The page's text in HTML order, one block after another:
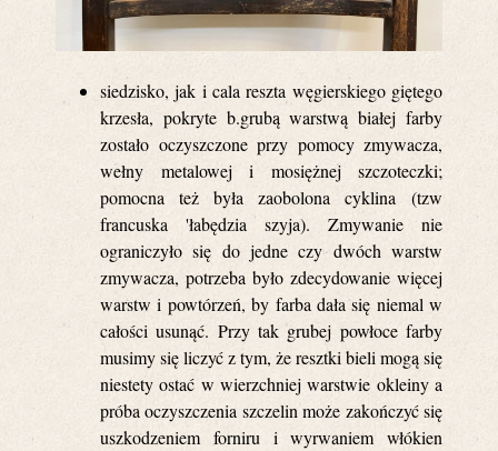
siedzisko, jak i cala reszta węgierskiego giętego
krzesła, pokryte b.grubą warstwą białej farby
zostało oczyszczone przy pomocy zmywacza,
wełny metalowej i mosiężnej szczoteczki;
pomocna też była zaobolona cyklina (tzw
francuska 'łabędzia szyja). Zmywanie nie
ograniczyło się do jedne czy dwóch warstw
zmywacza, potrzeba było zdecydowanie więcej
warstw i powtórzeń, by farba dała się niemal w
całości usunąć. Przy tak grubej powłoce farby
musimy się liczyć z tym, że resztki bieli mogą się
niestety ostać w wierzchniej warstwie okleiny a
próba oczyszczenia szczelin może zakończyć się
uszkodzeniem forniru i wyrwaniem włókien